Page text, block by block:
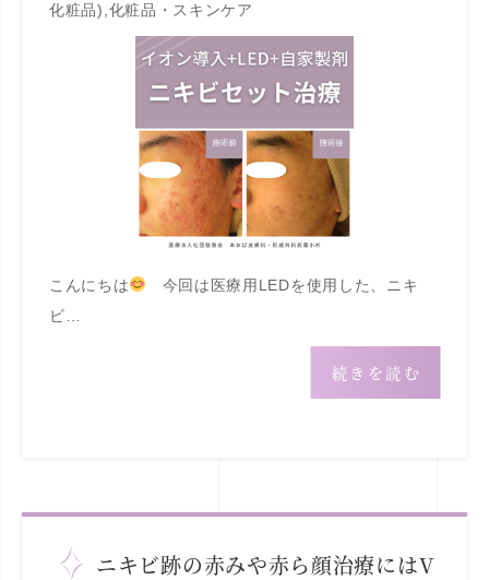
化粧品) 化粧品・スキンケア
こんにちは
今回は医療用LEDを使用した、ニキ
ビ…
続きを読む
ニキビ跡の赤みや赤ら顔治療にはV